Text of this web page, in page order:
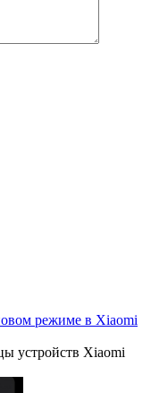
режиме в Xiaomi
устройств Xiaomi